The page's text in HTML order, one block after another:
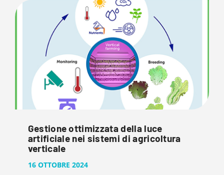
Gestione ottimizzata della luce
artificiale nei sistemi di agricoltura
verticale
16 OTTOBRE 2024